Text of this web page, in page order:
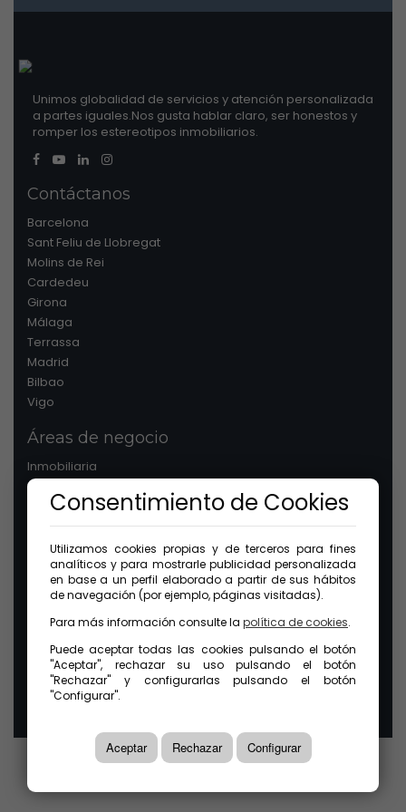
Unimos globalidad de servicios y atención personalizada
a partes iguales.Nos gusta hablar claro, ser honestos y
romper los estereotipos inmobiliarios.
Contáctanos
Barcelona
Sant Feliu de Llobregat
Molins de Rei
Cardedeu
Girona
Málaga
Terrassa
Madrid
Bilbao
Vigo
Áreas de negocio
Inmobiliaria
Patrimonios
Comunidades
Legal
Aviso legal
Protección de datos
Canal ético
© 2026 GuinotPrunera Todos los derechos reservados |
Creado con Mobilia
Consentimiento de Cookies
Utilizamos cookies propias y de terceros para fines
analíticos y para mostrarle publicidad personalizada
en base a un perfil elaborado a partir de sus hábitos
de navegación (por ejemplo, páginas visitadas).
Para más información consulte la política de cookies.
Puede aceptar todas las cookies pulsando el botón
"Aceptar", rechazar su uso pulsando el botón
"Rechazar" y configurarlas pulsando el botón
"Configurar".
Aceptar Rechazar Configurar